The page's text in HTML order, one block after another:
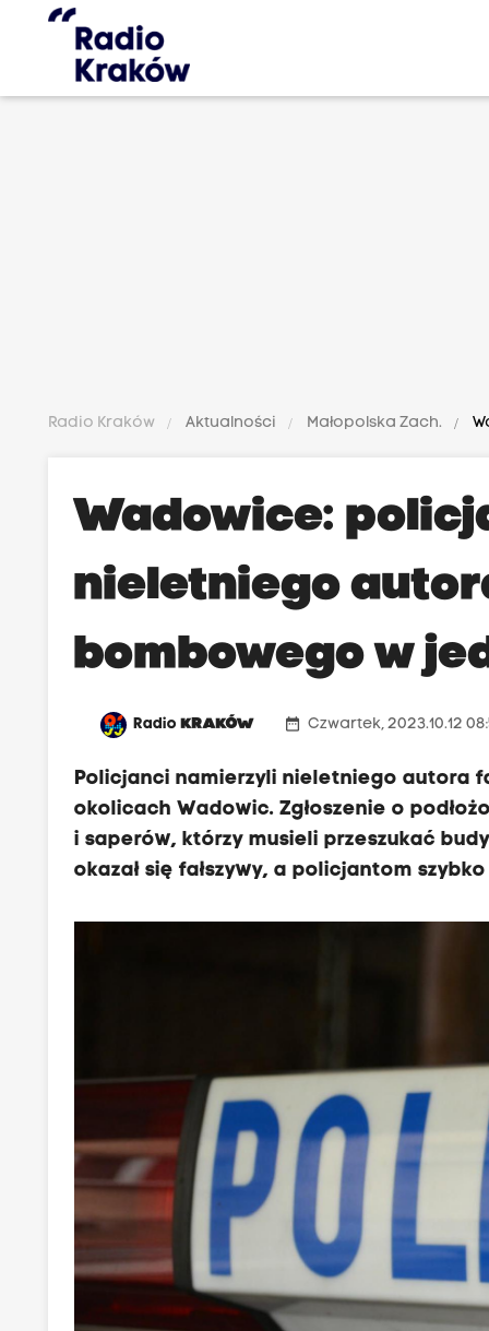
Radio Kraków Aktualności Małopolska Zach.
Wadowice:
nieletniego
bombowego w
RadioKRAKÓW date_range Czwartek, 2023.10.12
Policjanci namierzyli nieletniego autora
okolicach Wadowic. Zgłoszenie o
i saperów, którzy musieli przeszukać
okazał się fałszywy, a policjantom